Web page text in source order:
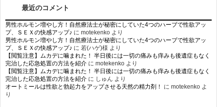
最近のコメント
男性ホルモン増やし方！自然療法士が秘密にしていた4つのハーブで性欲アッ
プ、ＳＥＸの快感アップ♪ に motekenko より
男性ホルモン増やし方！自然療法士が秘密にしていた4つのハーブで性欲アッ
プ、ＳＥＸの快感アップ♪ に 若(ハゲ)様 より
【閲覧注意】ムカデに噛まれた！ 半日後には一切の痛みも痒みも後遺症もなく
完治した応急処置の方法を紹介 に motekenko より
【閲覧注意】ムカデに噛まれた！ 半日後には一切の痛みも痒みも後遺症もなく
完治した応急処置の方法を紹介 に しゅん より
オートミールは性欲と勃起力をアップさせる天然の精力剤！
に motekenko よ
り